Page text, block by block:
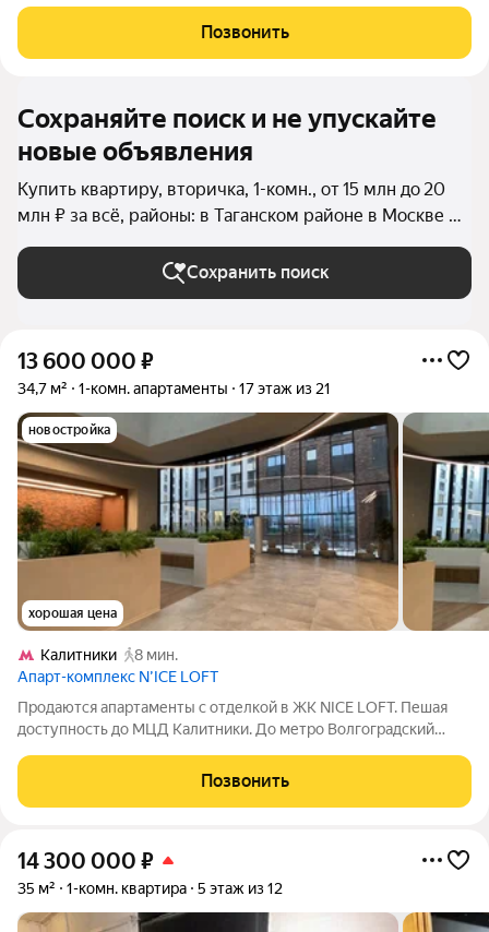
самых живописных районов Москвы, эта квартира предлагает
своим жильцам тихое
Позвонить
Сохраняйте поиск и не упускайте
новые объявления
Купить квартиру, вторичка, 1-комн., от 15 млн до 20
млн ₽ за всё, районы: в Таганском районе в Москве и
МО
Сохранить поиск
13 600 000 ₽
34,7 м² 1-комн. апартаменты 17 этаж из 21
новостройка
хорошая цена
Калитники
8 мин.
Апарт-комплекс N’ICE LOFT
Продаются апартаменты с отделкой в ЖК NICE LOFT. Пешая
доступность до МЦД Калитники. До метро Волгоградский
центра 15 минут на авто. Рядом Таганский и Лефортовский
парки, озеро. ЖК бизнес класса.
Позвонить
14 300 000 ₽
35 м² 1-комн. квартира 5 этаж из 12